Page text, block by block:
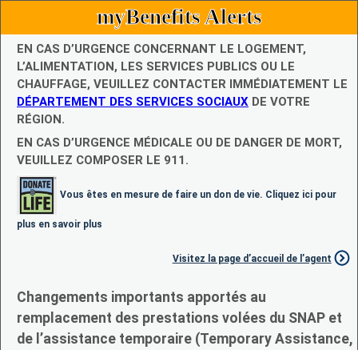
myBenefits Alerts
EN CAS D’URGENCE CONCERNANT LE LOGEMENT,
L’ALIMENTATION, LES SERVICES PUBLICS OU LE
CHAUFFAGE, VEUILLEZ CONTACTER IMMÉDIATEMENT LE
DÉPARTEMENT DES SERVICES SOCIAUX DE VOTRE
RÉGION.
EN CAS D’URGENCE MÉDICALE OU DE DANGER DE MORT,
VEUILLEZ COMPOSER LE 911.
Vous êtes en mesure de faire un don de vie. Cliquez ici pour
plus en savoir plus
Visitez la page d’accueil de l’agent
Changements importants apportés au
remplacement des prestations volées du SNAP et
de l’assistance temporaire (Temporary Assistance,